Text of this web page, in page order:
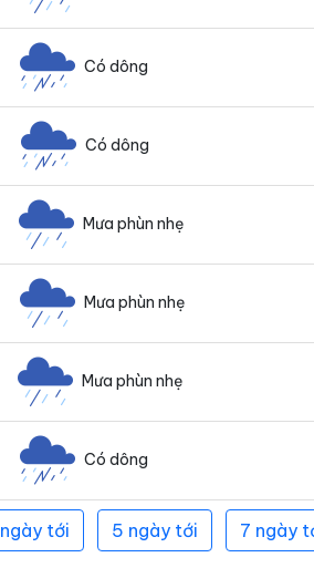
Có dông
Có dông
Mưa phùn nhẹ
Mưa phùn nhẹ
Mưa phùn nhẹ
Có dông
tới 5 ngày tới 7 ngày